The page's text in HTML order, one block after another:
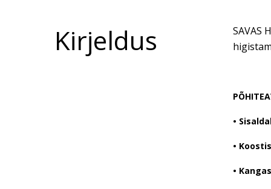
Kirjeldus
SAVAS
•
•
•